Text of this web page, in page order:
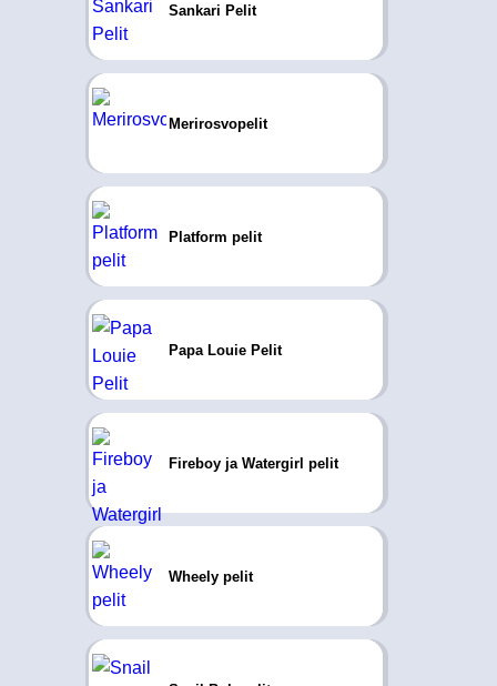
Sankari Pelit
Merirosvopelit
Platform pelit
Papa Louie Pelit
Fireboy ja Watergirl pelit
Wheely pelit